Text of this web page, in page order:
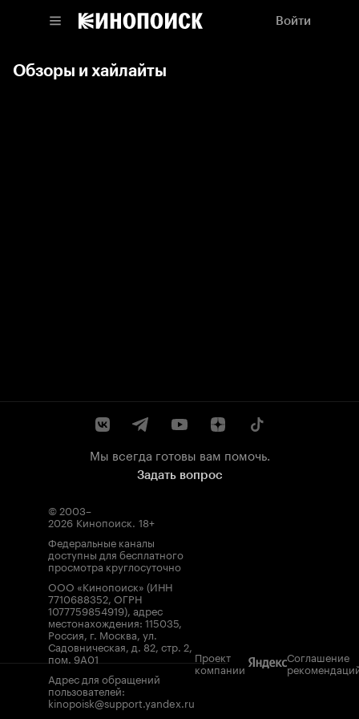
Войти
Обзоры и хайлайты
Мы всегда готовы вам помочь.
Задать вопрос
© 2003–
2026 Кинопоиск. 18+
Федеральные каналы
доступны для бесплатного
просмотра круглосуточно
ООО «Кинопоиск» (ИНН
7710688352, ОГРН
1077759854919), адрес
местонахождения: 115035,
Россия, г. Москва, ул.
Садовническая, д. 82, стр. 2,
пом. 9А01
Адрес для обращений
пользователей:
kinopoisk@support.yandex.ru
Проект
компании
Соглашение